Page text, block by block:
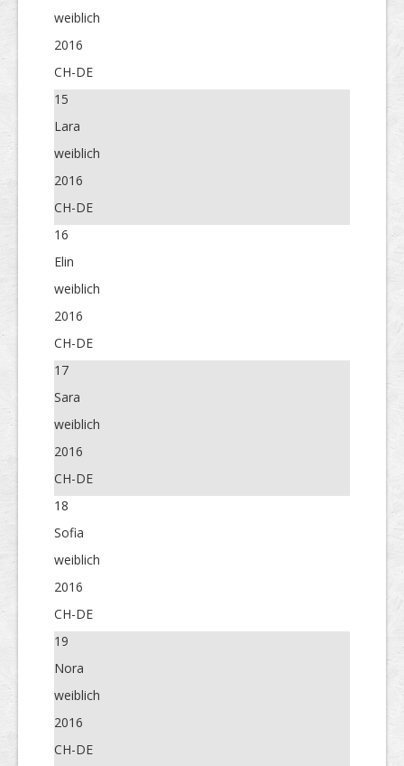
weiblich
2016
CH-DE
15
Lara
weiblich
2016
CH-DE
16
Elin
weiblich
2016
CH-DE
17
Sara
weiblich
2016
CH-DE
18
Sofia
weiblich
2016
CH-DE
19
Nora
weiblich
2016
CH-DE